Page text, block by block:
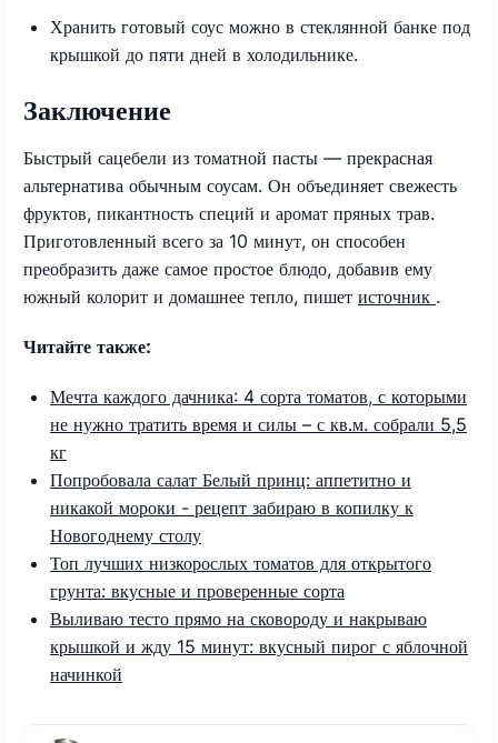
Хранить готовый соус можно в стеклянной банке под
крышкой до пяти дней в холодильнике.
Заключение
Быстрый сацебели из томатной пасты — прекрасная
альтернатива обычным соусам. Он объединяет свежесть
фруктов, пикантность специй и аромат пряных трав.
Приготовленный всего за 10 минут, он способен
преобразить даже самое простое блюдо, добавив ему
южный колорит и домашнее тепло, пишет источник .
Читайте также:
Мечта каждого дачника: 4 сорта томатов, с которыми
не нужно тратить время и силы – с кв.м. собрали 5,5
кг
Попробовала салат Белый принц: аппетитно и
никакой мороки - рецепт забираю в копилку к
Новогоднему столу
Топ лучших низкорослых томатов для открытого
грунта: вкусные и проверенные сорта
Выливаю тесто прямо на сковороду и накрываю
крышкой и жду 15 минут: вкусный пирог с яблочной
начинкой